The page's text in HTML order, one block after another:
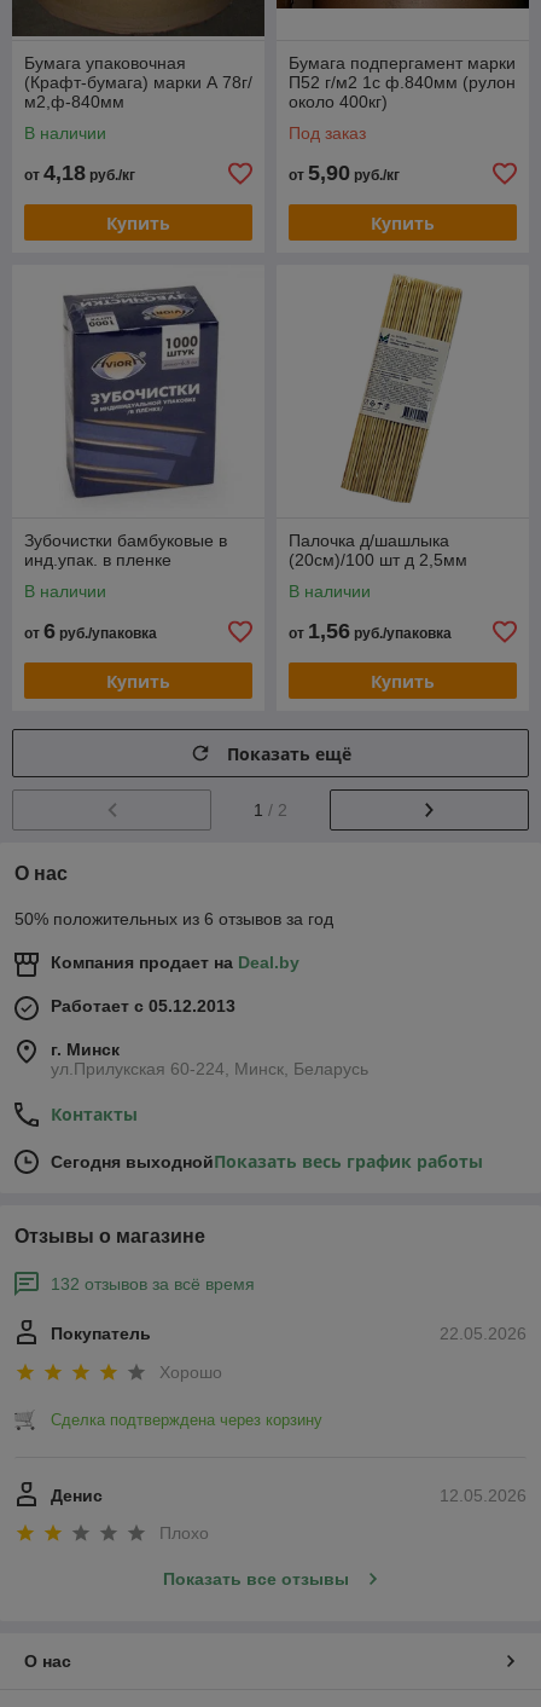
Бумага упаковочная
(Крафт-бумага) марки А 78г/
м2,ф-840мм
В наличии
от 4,18 руб./кг
Купить
Бумага подпергамент марки
П52 г/м2 1с ф.840мм (рулон
около 400кг)
Под заказ
от 5,90 руб./кг
Купить
Зубочистки бамбуковые в
инд.упак. в пленке
В наличии
от 6 руб./упаковка
Купить
Палочка д/шашлыка
(20см)/100 шт д 2,5мм
В наличии
от 1,56 руб./упаковка
Купить
Показать ещё
1 / 2
О нас
50% положительных из 6 отзывов за год
Компания продает на Deal.by
Работает с 05.12.2013
г. Минск
ул.Прилукская 60-224, Минск, Беларусь
Контакты
Сегодня выходнойПоказать весь график работы
Отзывы о магазине
132 отзывов за всё время
22.05.2026
Покупатель
Хорошо
Сделка подтверждена через корзину
12.05.2026
Денис
Плохо
Показать все отзывы
О нас